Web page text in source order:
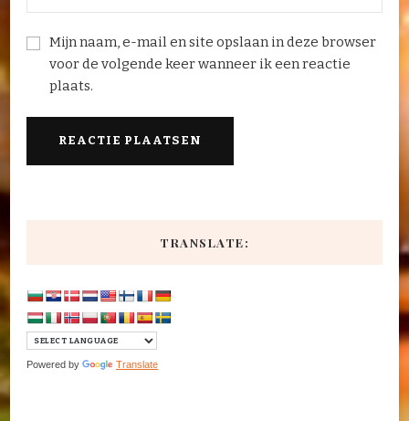
Mijn naam, e-mail en site opslaan in deze browser
voor de volgende keer wanneer ik een reactie
plaats.
TRANSLATE:
Powered by Translate